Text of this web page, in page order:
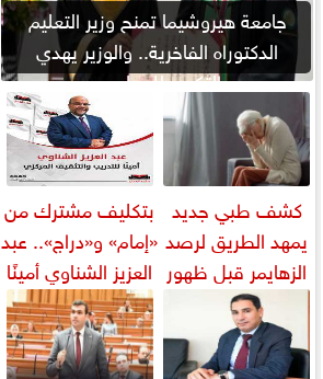
جامعة هيروشيما تمنح وزير التعليم
الدكتوراه الفاخرية.. والوزير يهدي
التكريم للمعلمين
كشف طبي جديد
يمهد الطريق لرصد
الزهايمر قبل ظهور
أعراضه
بتكليف مشترك من
«إمام» و«دراج».. عبد
العزيز الشناوي أمينًا
للتدريب وعضوًا
بالمكتب...